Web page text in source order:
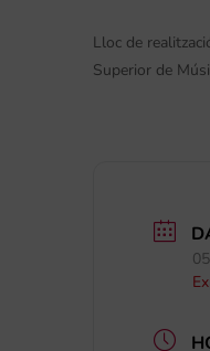
Lloc de
Superior de